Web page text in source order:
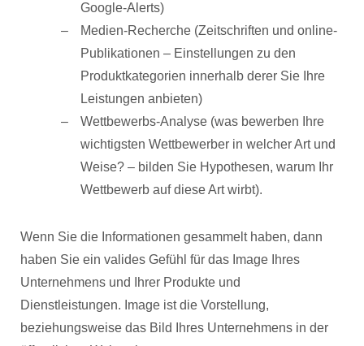
Google-Alerts)
Medien-Recherche (Zeitschriften und online-
Publikationen – Einstellungen zu den
Produktkategorien innerhalb derer Sie Ihre
Leistungen anbieten)
Wettbewerbs-Analyse (was bewerben Ihre
wichtigsten Wettbewerber in welcher Art und
Weise? – bilden Sie Hypothesen, warum Ihr
Wettbewerb auf diese Art wirbt).
Wenn Sie die Informationen gesammelt haben, dann
haben Sie ein valides Gefühl für das Image Ihres
Unternehmens und Ihrer Produkte und
Dienstleistungen. Image ist die Vorstellung,
beziehungsweise das Bild Ihres Unternehmens in der